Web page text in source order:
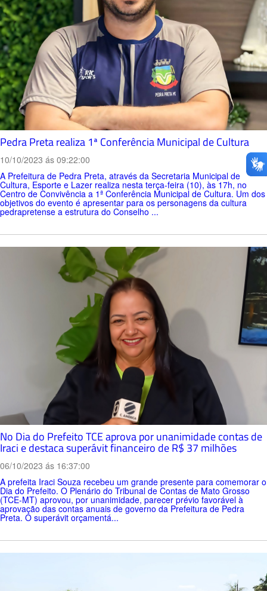
Pedra Preta realiza 1ª Conferência Municipal de Cultura
10/10/2023 ás 09:22:00
A Prefeitura de Pedra Preta, através da Secretaria Municipal de
Cultura, Esporte e Lazer realiza nesta terça-feira (10), às 17h, no
Centro de Convivência a 1ª Conferência Municipal de Cultura. Um dos
objetivos do evento é apresentar para os personagens da cultura
pedrapretense a estrutura do Conselho ...
No Dia do Prefeito TCE aprova por unanimidade contas de
Iraci e destaca superávit financeiro de R$ 37 milhões
06/10/2023 ás 16:37:00
A prefeita Iraci Souza recebeu um grande presente para comemorar o
Dia do Prefeito. O Plenário do Tribunal de Contas de Mato Grosso
(TCE-MT) aprovou, por unanimidade, parecer prévio favorável à
aprovação das contas anuais de governo da Prefeitura de Pedra
Preta. O superávit orçamentá...